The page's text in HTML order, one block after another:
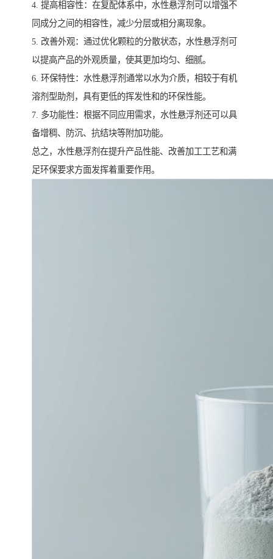
4. 提高相容性：在复配体系中，水性悬浮剂可以增强不
同成分之间的相容性，减少分层或相分离现象。
5. 改善外观：通过优化颗粒的分散状态，水性悬浮剂可
以提高产品的外观质量，使其更加均匀、细腻。
6. 环保特性：水性悬浮剂通常以水为介质，相较于有机
溶剂型助剂，具有更低的挥发性和的环保性能。
7. 多功能性：根据不同应用需求，水性悬浮剂还可以具
备增稠、防沉、抗结块等附加功能。
总之，水性悬浮剂在提升产品性能、改善加工工艺和满
足环保要求方面发挥着重要作用。